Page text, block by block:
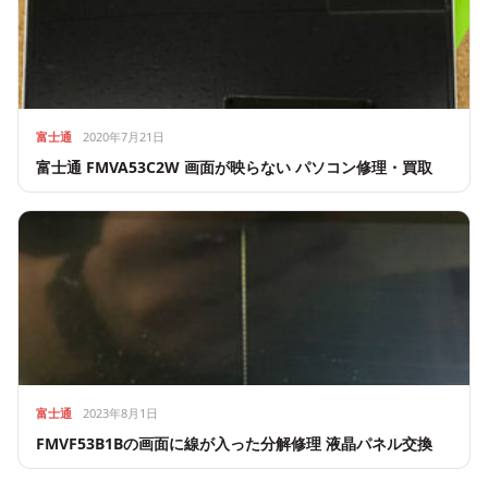
富士通 2020年7月21日
富士通 FMVA53C2W 画面が映らない パソコン修理・買取
富士通 2023年8月1日
FMVF53B1Bの画面に線が入った分解修理 液晶パネル交換